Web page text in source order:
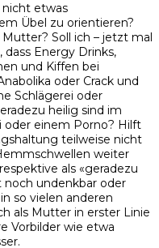
nicht etwas
Übel zu orientieren?
Soll ich – jetzt mal
Energy Drinks,
und Kiffen bei
oder Crack und
Schlägerei oder
heilig sind im
oder einem Porno? Hilft
teilweise nicht
weiter
als «geradezu
undenkbar oder
so vielen anderen
als Mutter in erster Linie
Vorbilder wie etwa